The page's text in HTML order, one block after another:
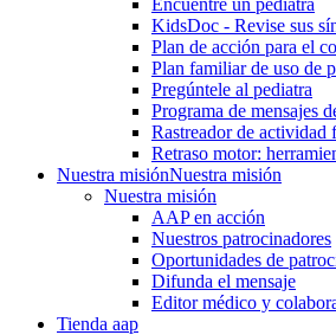
Encuentre un pediatra
KidsDoc - Revise sus
Plan de acción para el
Plan familiar de uso de
Pregúntele al pediatra
Programa de mensajes
Rastre​​ador de activida​d
Retraso motor:
Nuestra misiónNuestra misión
Nuestra misión
AAP en acción
Nuestros patrocinadores
Oportunidades de
Difunda el mensaje
Editor médico y
Tienda aap